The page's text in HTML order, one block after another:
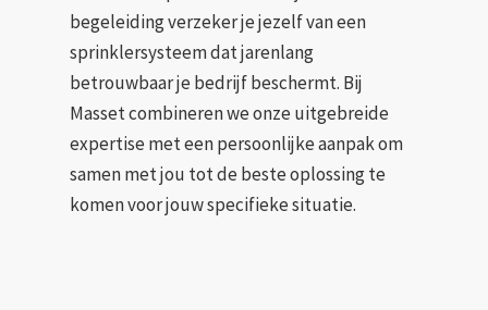
begeleiding verzeker je jezelf van een
sprinklersysteem dat jarenlang
betrouwbaar je bedrijf beschermt. Bij
Masset combineren we onze uitgebreide
expertise met een persoonlijke aanpak om
samen met jou tot de beste oplossing te
komen voor jouw specifieke situatie.